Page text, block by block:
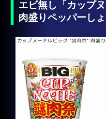
エビ無し「カップ
肉盛りペッパーしょ